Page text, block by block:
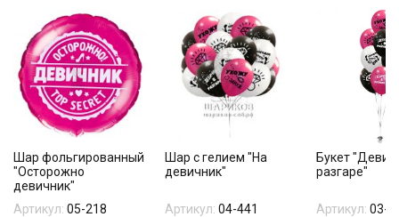
Шар фольгированный
"Осторожно
девичник"
Артикул: 05-218
Шар с гелием "На
девичник"
Артикул: 04-441
Букет
разгаре"
Артикул: 03-